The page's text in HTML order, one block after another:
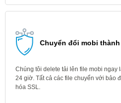
Chuyển đổi mobi
Chúng tôi delete tải lên file mobi ngay
24 giờ. Tất cả các file chuyển với bảo
hóa SSL.